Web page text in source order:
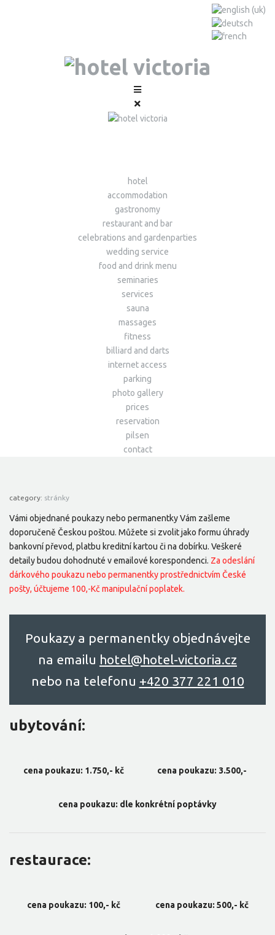
hotel
accommodation
gastronomy
restaurant and bar
celebrations and gardenparties
wedding service
food and drink menu
seminaries
services
sauna
massages
fitness
billiard and darts
internet access
parking
photo gallery
prices
reservation
pilsen
contact
category: stránky
Vámi objednané poukazy nebo permanentky Vám zašleme
doporučeně Českou poštou. Můžete si zvolit jako formu úhrady
bankovní převod, platbu kreditní kartou či na dobírku. Veškeré
detaily budou dohodnuté v emailové korespondenci. Za odeslání
dárkového poukazu nebo permanentky prostřednictvím České
pošty, účtujeme 100,-Kč manipulační poplatek.
Poukazy a permanentky objednávejte
na emailu hоtel@hоtel-victоriа.cz
nebo na telefonu +420 377 221 010
ubytování:
cena poukazu: 1.750,- kč cena poukazu: 3.500,-
cena poukazu: dle konkrétní poptávky
restaurace:
cena poukazu: 100,- kč cena poukazu: 500,- kč